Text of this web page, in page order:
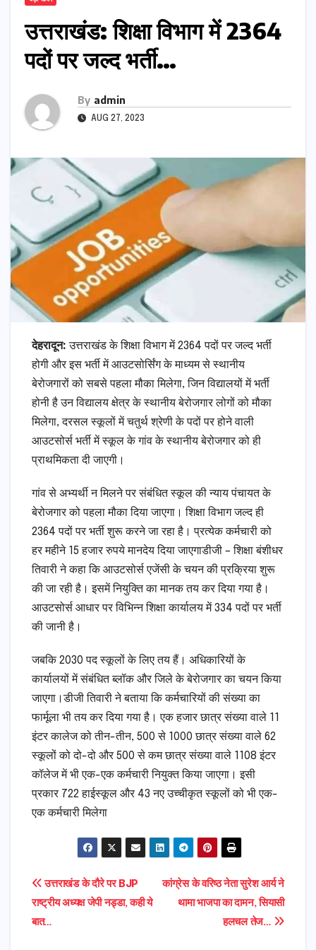
उत्तराखंड: शिक्षा विभाग में 2364
पदों पर जल्द भर्ती…
By admin
AUG 27, 2023
देहरादून: उत्तराखंड के शिक्षा विभाग में 2364 पदों पर जल्द भर्ती
होगी और इस भर्ती में आउटसोर्सिंग के माध्यम से स्थानीय
बेरोजगारों को सबसे पहला मौका मिलेगा, जिन विद्यालयों में भर्ती
होनी है उन विद्यालय क्षेत्र के स्थानीय बेरोजगार लोगों को मौका
मिलेगा, दरसल स्कूलों में चतुर्थ श्रेणी के पदों पर होने वाली
आउटसोर्स भर्ती में स्कूल के गांव के स्थानीय बेरोजगार को ही
प्राथमिकता दी जाएगी।
गांव से अभ्यर्थी न मिलने पर संबंधित स्कूल की न्याय पंचायत के
बेरोजगार को पहला मौका दिया जाएगा। शिक्षा विभाग जल्द ही
2364 पदों पर भर्ती शुरू करने जा रहा है। प्रत्येक कर्मचारी को
हर महीने 15 हजार रुपये मानदेय दिया जाएगाडीजी – शिक्षा बंशीधर
तिवारी ने कहा कि आउटसोर्स एजेंसी के चयन की प्रक्रिया शुरू
की जा रही है। इसमें नियुक्ति का मानक तय कर दिया गया है।
आउटसोर्स आधार पर विभिन्न शिक्षा कार्यालय में 334 पदों पर भर्ती
की जानी है।
जबकि 2030 पद स्कूलों के लिए तय हैं। अधिकारियों के
कार्यालयों में संबंधित ब्लॉक और जिले के बेरोजगार का चयन किया
जाएगा।डीजी तिवारी ने बताया कि कर्मचारियों की संख्या का
फार्मूला भी तय कर दिया गया है। एक हजार छात्र संख्या वाले 11
इंटर कालेज को तीन-तीन, 500 से 1000 छात्र संख्या वाले 62
स्कूलों को दो-दो और 500 से कम छात्र संख्या वाले 1108 इंटर
कॉलेज में भी एक-एक कर्मचारी नियुक्त किया जाएगा। इसी
प्रकार 722 हाईस्कूल और 43 नए उच्चीकृत स्कूलों को भी एक-
एक कर्मचारी मिलेगा
Post
navigation
कांग्रेस के वरिष्ठ नेता सुरेश आर्य ने
थामा भाजपा का दामन, सियासी
हलचल तेज…
उत्तराखंड के दौरे पर BJP
राष्ट्रीय अध्यक्ष जेपी नड्डा, कही ये
बात…